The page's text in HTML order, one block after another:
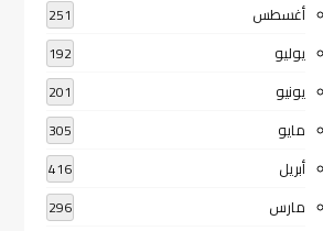
أغسطس 251
يوليو 192
يونيو 201
مايو 305
أبريل 416
مارس 296